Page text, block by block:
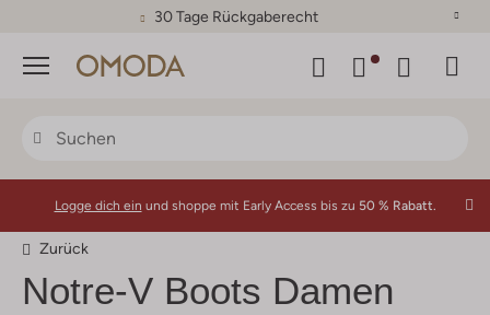
30 Tage Rückgaberecht
Menü
Logge dich ein und shoppe mit Early Access bis zu 50 % Rabatt.
Zurück
Notre-V Boots Damen